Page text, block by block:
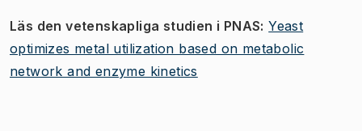
Läs den vetenskapliga studien i PNAS: Yeast
optimizes metal utilization based on metabolic
network and enzyme kinetics